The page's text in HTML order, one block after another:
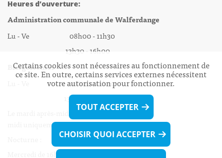
Heures d’ouverture:
Administration communale de Walferdange
Lu - Ve 08h00 - 11h30
13h30 - 16h00
Biergercenter
Lu - Ve 08h00 - 11h30
13h30 - 16h00
Le mardi après-midi et le vendredi après-
midi uniquement sur Rdv.
Mercredi de 16h00 - 18h45 uniquement sur Rdv
Certains cookies sont nécessaires au fonctionnement de
ce site. En outre, certains services externes nécessitent
votre autorisation pour fonctionner.
TOUT ACCEPTER
CHOISIR QUOI ACCEPTER